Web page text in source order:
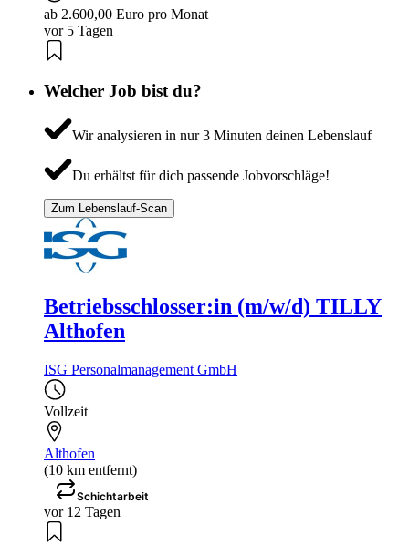
ab 2.600,00 Euro pro Monat
vor 5 Tagen
Welcher Job bist du?
Wir analysieren in nur 3 Minuten deinen Lebenslauf
Du erhältst für dich passende Jobvorschläge!
Zum Lebenslauf-Scan
Betriebsschlosser:in (m/w/d) TILLY
Althofen
ISG Personalmanagement GmbH
Vollzeit
Althofen
(10 km entfernt)
Schichtarbeit
vor 12 Tagen